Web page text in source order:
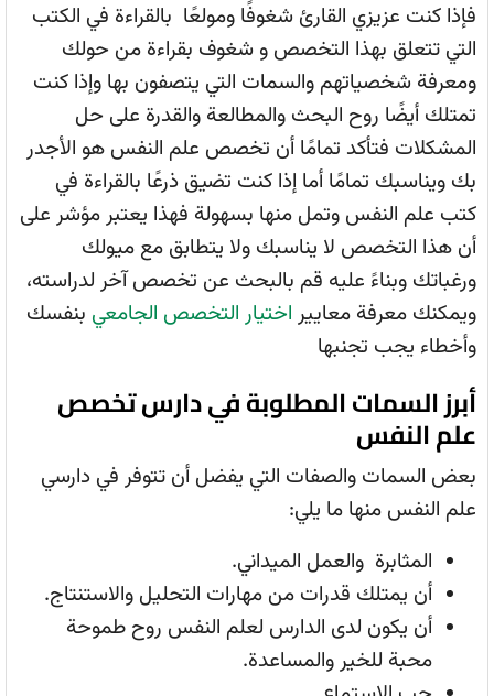
فإذا كنت عزيزي القارئ شغوفًا ومولعًا بالقراءة في الكتب
التي تتعلق بهذا التخصص و شغوف بقراءة من حولك
ومعرفة شخصياتهم والسمات التي يتصفون بها وإذا كنت
تمتلك أيضًا روح البحث والمطالعة والقدرة على حل
المشكلات فتأكد تمامًا أن تخصص علم النفس هو الأجدر
بك ويناسبك تمامًا أما إذا كنت تضيق ذرعًا بالقراءة في
كتب علم النفس وتمل منها بسهولة فهذا يعتبر مؤشر على
أن هذا التخصص لا يناسبك ولا يتطابق مع ميولك
ورغباتك وبناءً عليه قم بالبحث عن تخصص آخر لدراسته،
ويمكنك معرفة معايير اختيار التخصص الجامعي بنفسك
وأخطاء يجب تجنبها
أبرز السمات المطلوبة في دارس تخصص
علم النفس
بعض السمات والصفات التي يفضل أن تتوفر في دارسي
علم النفس منها ما يلي:
المثابرة والعمل الميداني.
أن يمتلك قدرات من مهارات التحليل والاستنتاج.
أن يكون لدى الدارس لعلم النفس روح طموحة
محبة للخير والمساعدة.